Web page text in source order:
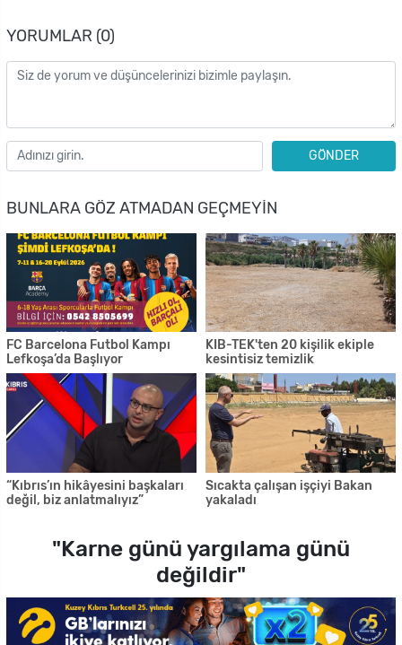
YORUMLAR (0)
GÖNDER
BUNLARA GÖZ ATMADAN GEÇMEYIN
FC Barcelona Futbol Kampı
Lefkoşa’da Başlıyor
KIB-TEK'ten 20 kişilik ekiple
kesintisiz temizlik
“Kıbrıs’ın hikâyesini başkaları
değil, biz anlatmalıyız”
Sıcakta çalışan işçiyi Bakan
yakaladı
"Karne günü yargılama günü
değildir"